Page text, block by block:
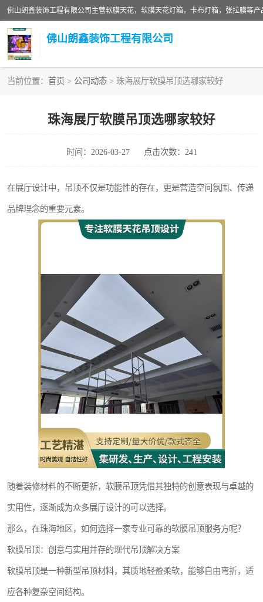
佛山朗鑫装饰工程有限公司
当前位置： 首页 > 公司动态 > 珠海展厅软膜吊顶选哪家较好
珠海展厅软膜吊顶选哪家较好
时间：2026-03-27 点击次数：241
在展厅设计中，吊顶不仅是功能性的存在，更是营造空间氛围、传递
品牌理念的重要元素。
随着装修材料的不断更新，软膜吊顶凭借其独特的创意表现与卓越的
实用性，逐渐成为众多展厅设计的可以选择。
那么，在珠海地区，如何选择一家专业可靠的软膜吊顶服务方呢？
软膜吊顶：创意与实用并存的现代吊顶解决方案
软膜吊顶是一种新型吊顶材料，其质地轻盈柔软，能够自由弯折，适
应各种复杂空间结构。